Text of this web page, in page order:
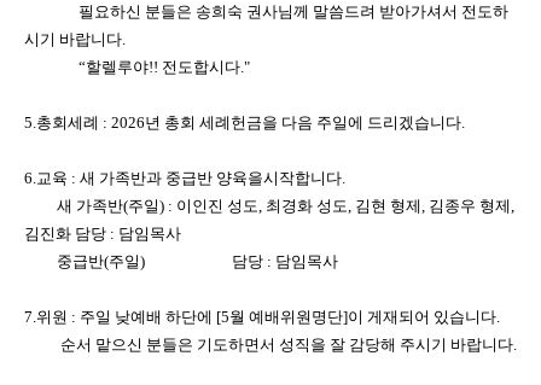
필요하신 분들은 송희숙 권사님께 말씀드려 받아가셔서 전도하
시기 바랍니다.
“할렐루야!! 전도합시다."
5.총회세례 : 2026년 총회 세례헌금을 다음 주일에 드리겠습니다.
6.교육 : 새 가족반과 중급반 양육을시작합니다.
새 가족반(주일) : 이인진 성도, 최경화 성도, 김현 형제, 김종우 형제,
김진화 담당 : 담임목사
중급반(주일) 담당 : 담임목사
7.위원 : 주일 낮예배 하단에 [5월 예배위원명단]이 게재되어 있습니다.
순서 맡으신 분들은 기도하면서 성직을 잘 감당해 주시기 바랍니다.